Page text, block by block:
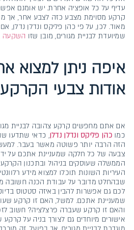
עדיף על כל אופציה אחרת. יש אומנם
קרקע מסוימת מצבע כזה לצבע אחר, אך
מאוד. לכן, על פי כהן פליקס ונדלן נדלן,
שמיועדת לבניית מגורים, מובן שזו השקעה
איפה ניתן למצוא
אודות צבעי
אם אתם מחפשים קרקע צהובה לבניית
כמוכהן פליקס ונדלן נדלן, כדאי שתדעו
הזה הרבה יותר פשוטה מאשר בעבר.
צבעה של כל חלקה שמעניינת אתכם על
הממשלה שעוסקים בניהול ובתכנון
העיריות השונות תוכלו למצוא מידע
שבהחלט מדובר על עבודת הכנה חשובה
לכם גם אפשרות להבין באיזה סטטוס
שמעניינת אתכם. למשל, האם זו קרקע
והאם זו קרקע שעברה פרצלציה? חשוב
אישורים מיוחדים גם לצורך בניה על